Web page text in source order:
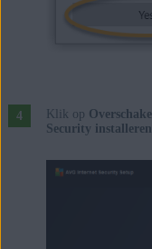
Klik op
Security installeren